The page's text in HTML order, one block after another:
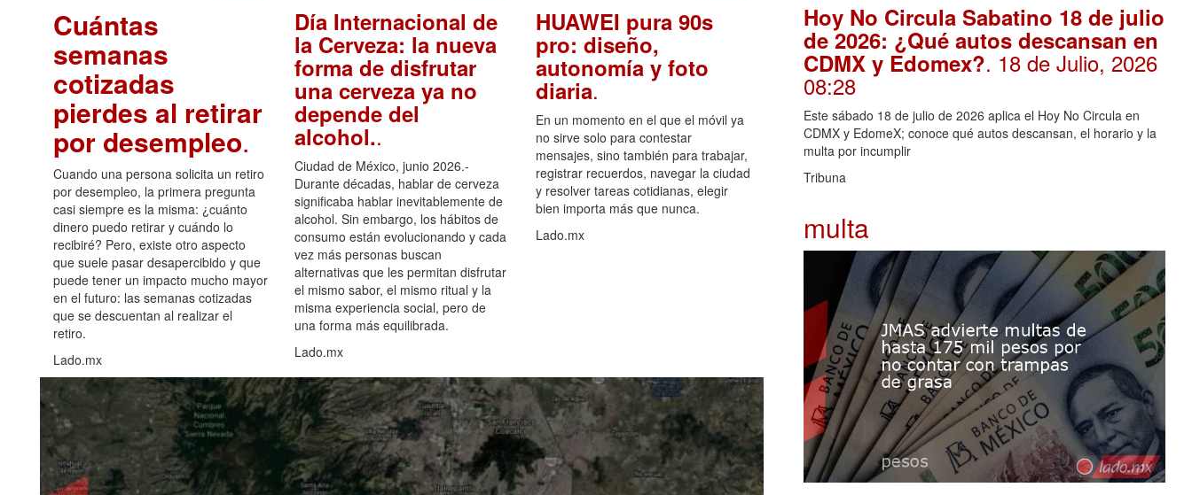
Cuántas
semanas
cotizadas
pierdes al retirar
por desempleo.
Cuando una persona solicita un retiro
por desempleo, la primera pregunta
casi siempre es la misma: ¿cuánto
dinero puedo retirar y cuándo lo
recibiré? Pero, existe otro aspecto
que suele pasar desapercibido y que
puede tener un impacto mucho mayor
en el futuro: las semanas cotizadas
que se descuentan al realizar el
retiro.
Lado.mx
Día Internacional de
la Cerveza: la nueva
forma de disfrutar
una cerveza ya no
depende del
alcohol..
Ciudad de México, junio 2026.-
Durante décadas, hablar de cerveza
significaba hablar inevitablemente de
alcohol. Sin embargo, los hábitos de
consumo están evolucionando y cada
vez más personas buscan
alternativas que les permitan disfrutar
el mismo sabor, el mismo ritual y la
misma experiencia social, pero de
una forma más equilibrada.
Lado.mx
HUAWEI pura 90s
pro: diseño,
autonomía y foto
diaria.
En un momento en el que el móvil ya
no sirve solo para contestar
mensajes, sino también para trabajar,
registrar recuerdos, navegar la ciudad
y resolver tareas cotidianas, elegir
bien importa más que nunca.
Lado.mx
Hoy No Circula Sabatino 18 de julio
de 2026: ¿Qué autos descansan en
CDMX y Edomex?. 18 de Julio, 2026
08:28
Este sábado 18 de julio de 2026 aplica el Hoy No Circula en
CDMX y EdomeX; conoce qué autos descansan, el horario y la
multa por incumplir
Tribuna
multa